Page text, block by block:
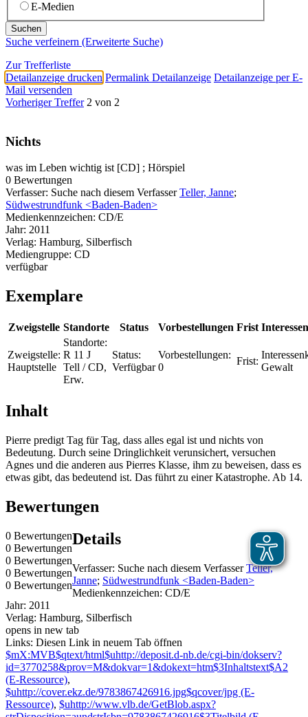
E-Medien
Suche verfeinern (Erweiterte Suche)
Zur Trefferliste
Detailanzeige drucken Permalink Detailanzeige Detailanzeige per E-
Mail versenden
Vorheriger Treffer 2 von 2
Nichts
was im Leben wichtig ist [CD] ; Hörspiel
0 Bewertungen
Verfasser: Suche nach diesem Verfasser Teller, Janne;
Südwestrundfunk <Baden-Baden>
Medienkennzeichen: CD/E
Jahr: 2011
Verlag: Hamburg, Silberfisch
Mediengruppe: CD
verfügbar
Exemplare
Zweigstelle Standorte Status Vorbestellungen Frist
Zweigstelle:
Hauptstelle
Standorte:
R 11 J
Tell / CD,
Erw.
Status:
Verfügbar
Vorbestellungen:
0
Frist:
Gewalt
Inhalt
Pierre predigt Tag für Tag, dass alles egal ist und nichts von
Bedeutung. Durch seine Dringlichkeit verunsichert, versuchen
Agnes und die anderen aus Pierres Klasse, ihm zu beweisen, dass es
etwas gibt, das bedeutend ist. Das führt zu einer Katastrophe. Ab 14.
Bewertungen
0 Bewertungen
0 Bewertungen
0 Bewertungen
0 Bewertungen
0 Bewertungen
Details
Verfasser: Suche nach diesem Verfasser Teller,
Janne; Südwestrundfunk <Baden-Baden>
Medienkennzeichen: CD/E
Jahr: 2011
Verlag: Hamburg, Silberfisch
opens in new tab
Links: Diesen Link in neuem Tab öffnen
$mX:MVB$qtext/html$uhttp://deposit.d-nb.de/cgi-bin/dokserv?
id=3770258&prov=M&dokvar=1&dokext=htm$3Inhaltstext$A2
(E-Ressource),
$uhttp://cover.ekz.de/9783867426916.jpg$qcover/jpg (E-
Ressource), $uhttp://www.vlb.de/GetBlob.aspx?